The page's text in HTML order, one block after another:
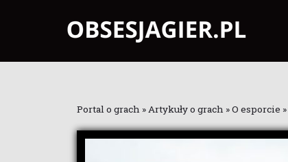
Portal o grach »Artykuły o grach »O esporcie »